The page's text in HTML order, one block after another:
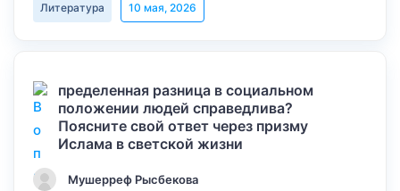
Литература 10 мая, 2026
пределенная разница в социальном
положении людей справедлива?
Поясните свой ответ через призму
Ислама в светской жизни
Мушерреф Рысбекова